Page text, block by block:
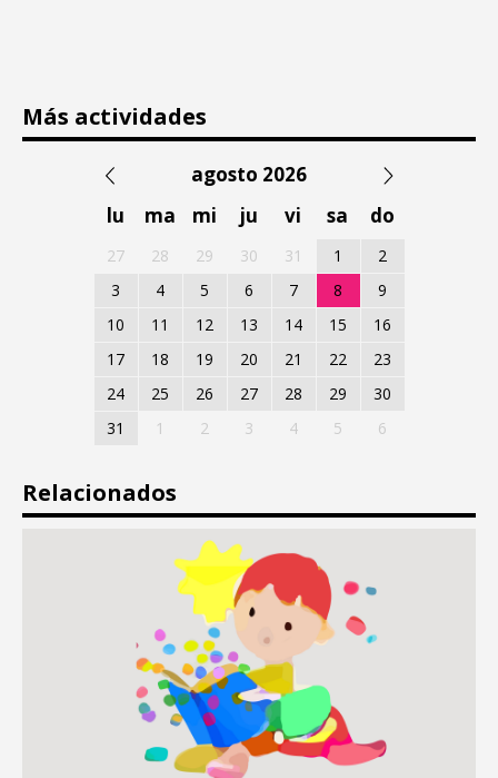
Más actividades
agosto 2026
lu
ma mi ju vi sa do
27 28 29 30 31 1
2
3
4 5 6 7 8
9
10
11 12 13 14 15
16
17
18 19 20 21 22
23
24
25 26 27 28 29
30
31
1 2 3 4 5 6
Relacionados